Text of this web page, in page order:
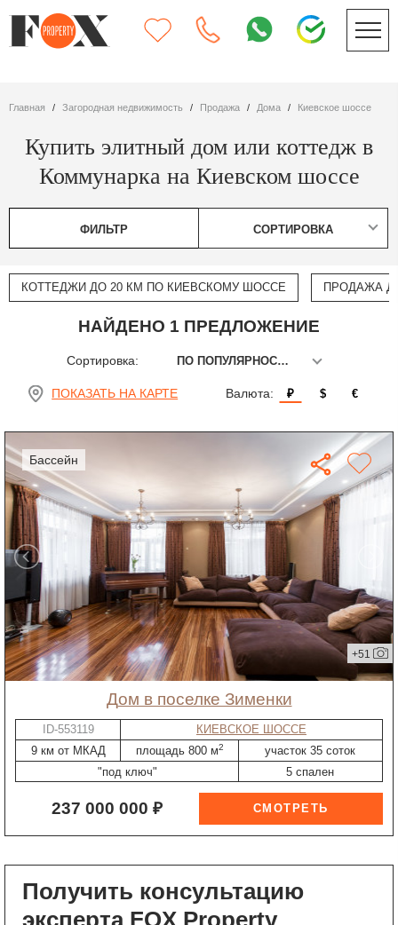
Главная Загородная недвижимость Продажа дома Киевское шоссе
Купить элитный дом или коттедж в
Коммунарка на Киевском шоссе
ФИЛЬТР СОРТИРОВКА
КОТТЕДЖИ ДО 20 КМ ПО КИЕВСКОМУ ШОССЕ ПРОДАЖА
НАЙДЕНО 1 ПРЕДЛОЖЕНИЕ
Сортировка: ПО ПОПУЛЯРНОСТИ
ПОКАЗАТЬ НА КАРТЕ Валюта: ₽ $ €
бассейн
+51
дом в поселке Зименки
ID-553119
КИЕВСКОЕ ШОССЕ
9 км от МКАД
площадь 800 м2
участок 35 соток
"под ключ"
5 спален
237 000 000 ₽
Получить консультацию